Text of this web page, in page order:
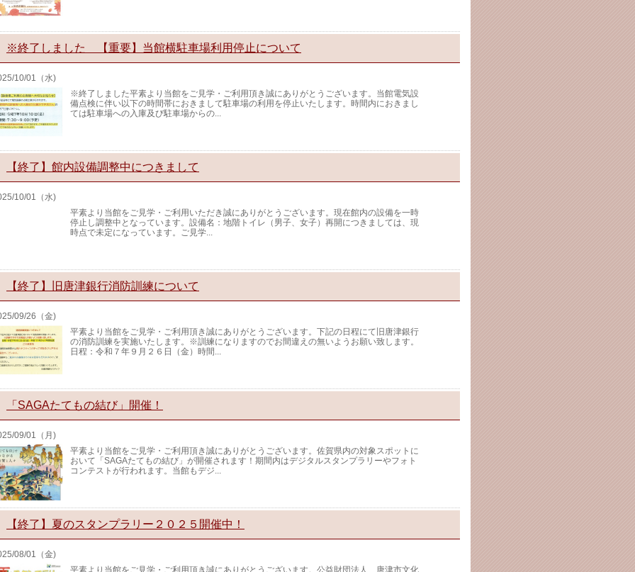
※終了しました 【重要】当館横駐車場利用停止について
10/01（水)
※終了しました平素より当館をご見学・ご利用頂き誠にありがとうございます。当館電気設
備点検に伴い以下の時間帯におきまして駐車場の利用を停止いたします。時間内におきまし
ては駐車場への入庫及び駐車場からの...
【終了】館内設備調整中につきまして
10/01（水)
平素より当館をご見学・ご利用いただき誠にありがとうございます。現在館内の設備を一時
停止し調整中となっています。設備名：地階トイレ（男子、女子）再開につきましては、現
時点で未定になっています。ご見学...
【終了】旧唐津銀行消防訓練について
09/26（金)
平素より当館をご見学・ご利用頂き誠にありがとうございます。下記の日程にて旧唐津銀行
の消防訓練を実施いたします。※訓練になりますのでお間違えの無いようお願い致します。
日程：令和７年９月２６日（金）時間...
「SAGAたてもの結び」開催！
09/01（月)
平素より当館をご見学・ご利用頂き誠にありがとうございます。佐賀県内の対象スポットに
おいて「SAGAたてもの結び」が開催されます！期間内はデジタルスタンプラリーやフォト
コンテストが行われます。当館もデジ...
【終了】夏のスタンプラリー２０２５開催中！
08/01（金)
平素より当館をご見学・ご利用頂き誠にありがとうございます。公益財団法人 唐津市文化